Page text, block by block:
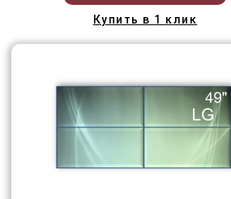
Купить в 1 клик